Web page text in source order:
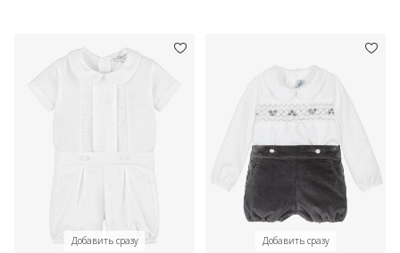
Добавить сразу Добавить сразу